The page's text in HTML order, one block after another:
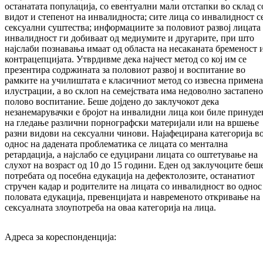
останатата популација, со евентуални мали отстапки во склад
видот и степенот на инвалидноста; сите лица со инвалидност
сексуални суштества; информациите за половиот развој лицата
инвалидност ги добиваат од медиумите и другарите, при што
најслаби познавања имаат од областа на несаканата бременост
контрацепцијата. Утврдивме дека најчест метод со кој им се
презентира содржината за половиот развој и воспитание во
рамките на училиштата е класичниот метод со извесна
илустрации, а во склоп на семејствата има недоволно застапено
полово воспитание. Беше дојдено до заклучокот дека
незанемарувачки е бројот на инвалидни лица кои биле
на гледање различни порнографски материјали или на вршење
разни видови на сексуални чинови. Најафецирана категорија
однос на дадената проблематика се лицата со ментална
ретардација, а наjслабо се едуцирани лицата со оштетување на
слухот на возраст од 10 до 15 години. Еден од заклучоците
потребата од посебна едукација на дефектолозите, останатиот
стручен кадар и родителите на лицата со инвалидност во
половата едукација, превенцијата и навременото откривање на
сексуалната злоупотреба на оваа категорија на лица.
Адреса за кореспонденција: